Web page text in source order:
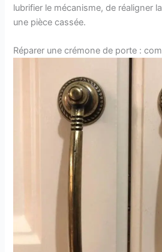
lubrifier le mécanisme, de réaligner
une pièce cassée.
Réparer une crémone de porte :